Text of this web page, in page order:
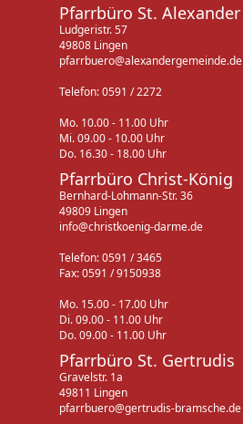
Pfarrbüro St. Alexander
Ludgeristr. 57
49808 Lingen
pfarrbuero@alexandergemeinde.de
Telefon: 0591 / 2272
Mo. 10.00 - 11.00 Uhr
Mi. 09.00 - 10.00 Uhr
Do. 16.30 - 18.00 Uhr
Pfarrbüro Christ-König
Bernhard-Lohmann-Str. 36
49809 Lingen
info@christkoenig-darme.de
Telefon: 0591 / 3465
Fax: 0591 / 9150938
Mo. 15.00 - 17.00 Uhr
Di. 09.00 - 11.00 Uhr
Do. 09.00 - 11.00 Uhr
Pfarrbüro St. Gertrudis
Gravelstr. 1a
49811 Lingen
pfarrbuero@gertrudis-bramsche.de